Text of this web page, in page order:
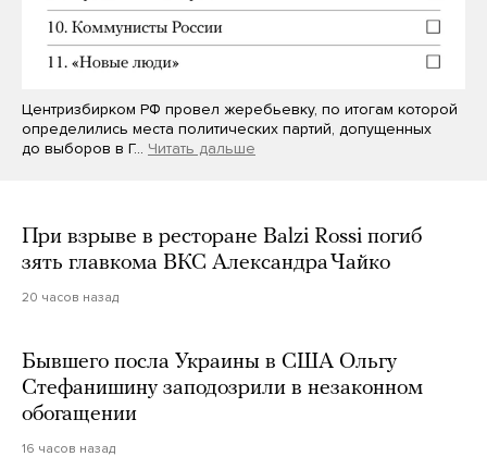
Центризбирком РФ провел жеребьевку, по итогам которой
определились места политических партий, допущенных
до выборов в Г… Читать дальше
При взрыве в ресторане Balzi Rossi погиб
зять главкома ВКС Александра Чайко
20 часов назад
Бывшего посла Украины в США Ольгу
Стефанишину заподозрили в незаконном
обогащении
16 часов назад